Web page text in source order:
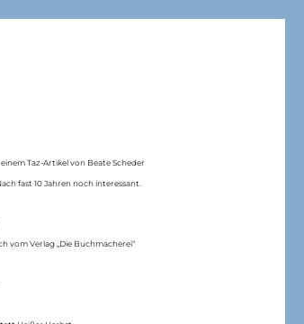
Taz-Artikel von Beate Scheder
fast 10 Jahren noch interessant.
vom Verlag „Die Buchmacherei“